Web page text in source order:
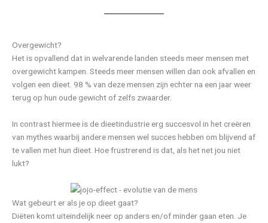
Overgewicht?
Het is opvallend dat in welvarende landen steeds meer mensen met
overgewicht kampen. Steeds meer mensen willen dan ook afvallen en
volgen een dieet. 98 % van deze mensen zijn echter na een jaar weer
terug op hun oude gewicht of zelfs zwaarder.
In contrast hiermee is de dieetindustrie erg succesvol in het creëren
van mythes waarbij andere mensen wel succes hebben om blijvend af
te vallen met hun dieet. Hoe frustrerend is dat, als het net jou niet
lukt?
Wat gebeurt er als je op dieet gaat?
Diëten komt uiteindelijk neer op anders en/of minder gaan eten. Je